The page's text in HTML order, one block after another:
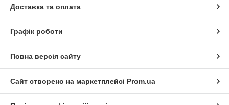
Доставка та оплата
Графік роботи
Повна версія сайту
Сайт створено на маркетплейсі Prom.ua